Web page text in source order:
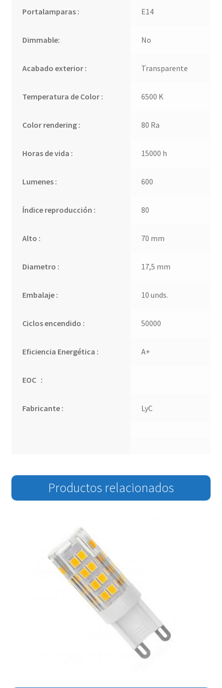
Portalamparas : E14
Dimmable: No
Acabado exterior : Transparente
Temperatura de Color : 6500 K
Color rendering : 80 Ra
Horas de vida : 15000 h
Lumenes : 600
Índice reproducción : 80
Alto : 70 mm
Diametro : 17,5 mm
Embalaje : 10 unds.
Ciclos encendido : 50000
Eficiencia Energética : A+
EOC :
Fabricante : LyC
Productos relacionados